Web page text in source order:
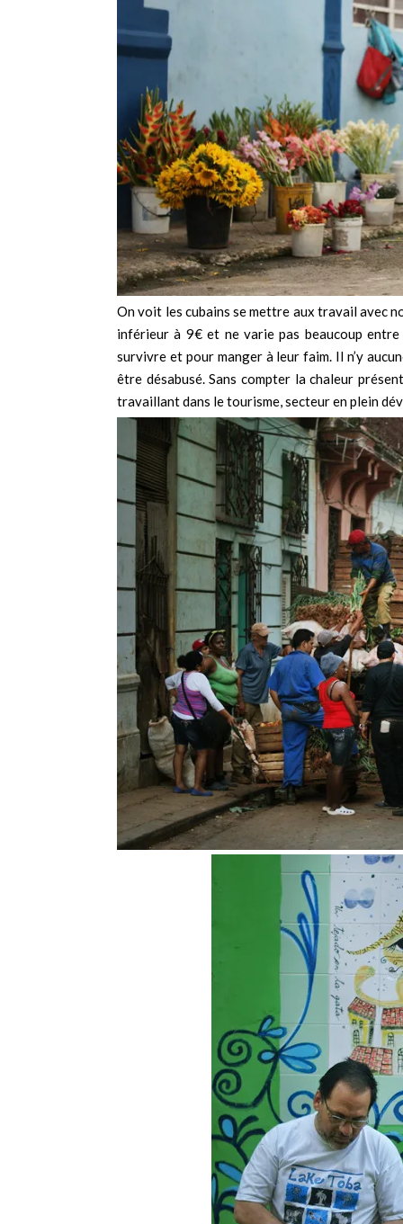
On voit les cubains se mettre aux travail avec
inférieur à 9€ et ne varie pas beaucoup
survivre et pour manger à leur faim. Il n’y
être désabusé. Sans compter la chaleur
travaillant dans le tourisme, secteur en plein